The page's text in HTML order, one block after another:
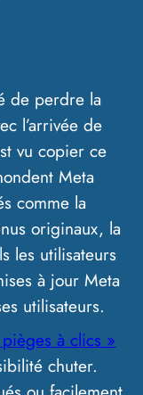
de perdre la
l’arrivée de
vu copier ce
Meta
comme la
originaux, la
les utilisateurs
à jour Meta
utilisateurs.
à clics »
chuter.